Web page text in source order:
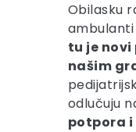
Obilasku
ambulanti
tu je
našim
odlučuju
potpora